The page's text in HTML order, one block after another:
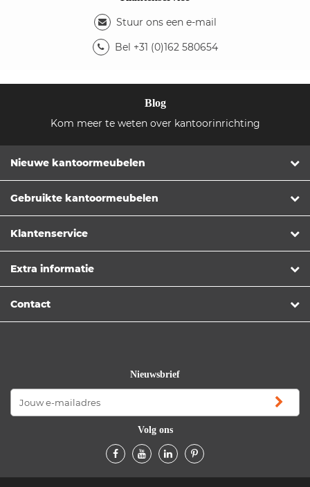
Stuur ons een e-mail
Bel +31 (0)162 580654
Blog
Kom meer te weten over kantoorinrichting
Nieuwe kantoormeubelen
Gebruikte kantoormeubelen
Klantenservice
Extra informatie
Contact
Nieuwsbrief
Volg ons